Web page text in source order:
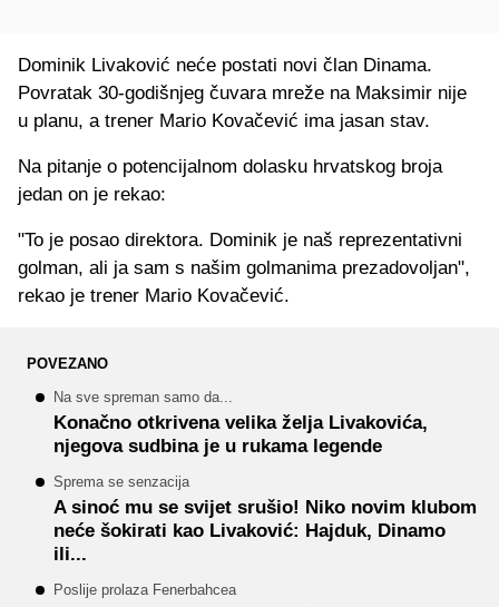
Dominik Livaković neće postati novi član Dinama.
Povratak 30-godišnjeg čuvara mreže na Maksimir nije
u planu, a trener Mario Kovačević ima jasan stav.
Na pitanje o potencijalnom dolasku hrvatskog broja
jedan on je rekao:
"To je posao direktora. Dominik je naš reprezentativni
golman, ali ja sam s našim golmanima prezadovoljan",
rekao je trener Mario Kovačević.
POVEZANO
Na sve spreman samo da...
Konačno otkrivena velika želja Livakovića,
njegova sudbina je u rukama legende
Sprema se senzacija
A sinoć mu se svijet srušio! Niko novim klubom
neće šokirati kao Livaković: Hajduk, Dinamo
ili...
Poslije prolaza Fenerbahcea